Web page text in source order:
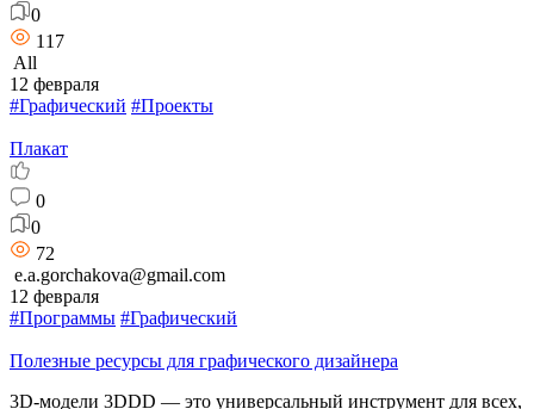
0
117
All
12 февраля
#Графический #Проекты
Плакат
0
0
72
e.a.gorchakova@gmail.com
12 февраля
#Программы #Графический
Полезные ресурсы для графического дизайнера
3D-модели 3DDD — это универсальный инструмент для всех,